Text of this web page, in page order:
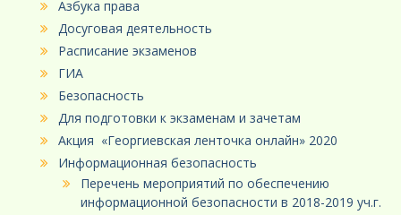
Азбука права
Досуговая деятельность
Расписание экзаменов
ГИА
Безопасность
Для подготовки к экзаменам и зачетам
Акция «Георгиевская ленточка онлайн» 2020
Информационная безопасность
Перечень мероприятий по обеспечению
информационной безопасности в 2018-2019 уч.г.